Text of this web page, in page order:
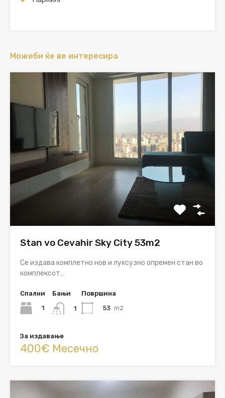
Можеби ќе ве интересира
Stan vo Cevahir Sky City 53m2
Се издава комплетно нов и луксузно опремен стан во
комплексот…
Спални
1
Бањи
1
Површина
53 m2
За издавање
400€ Месечно